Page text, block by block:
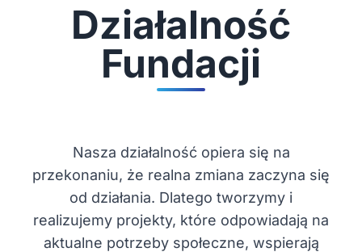
Działalność
Fundacji
Nasza działalność opiera się na
przekonaniu, że realna zmiana zaczyna się
od działania. Dlatego tworzymy i
realizujemy projekty, które odpowiadają na
aktualne potrzeby społeczne, wspierają